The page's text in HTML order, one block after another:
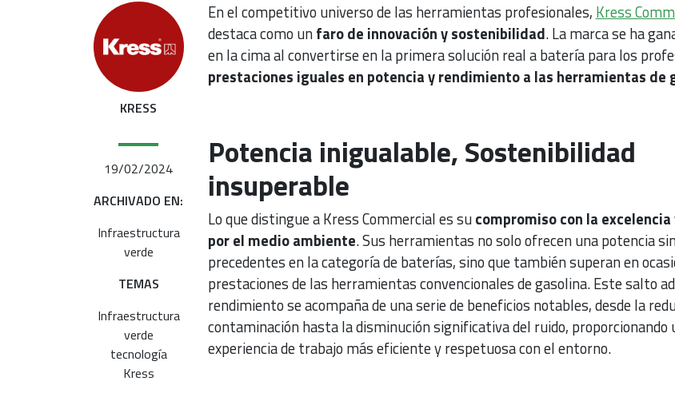
KRESS
19/02/2024
ARCHIVADO EN:
Infraestructura
verde
TEMAS
Infraestructura
verde
tecnología
Kress
En el competitivo universo de las herramientas profesionales, Kress
destaca como unfaro de innovación y sostenibilidad. La marca se ha
en la cima al convertirse en la primera solución real a batería para los
prestaciones iguales en potencia y rendimiento a las herramientas de
Potencia inigualable, Sostenibilidad
insuperable
Lo que distingue a Kress Commercial es sucompromiso con la
por el medio ambiente. Sus herramientas no solo ofrecen una potencia
precedentes en la categoría de baterías, sino que también superan en
prestaciones de las herramientas convencionales de gasolina. Este salto
rendimiento se acompaña de una serie de beneficios notables, desde la
contaminación hasta la disminución significativa del ruido, proporcionando
experiencia de trabajo más eficiente y respetuosa con el entorno.